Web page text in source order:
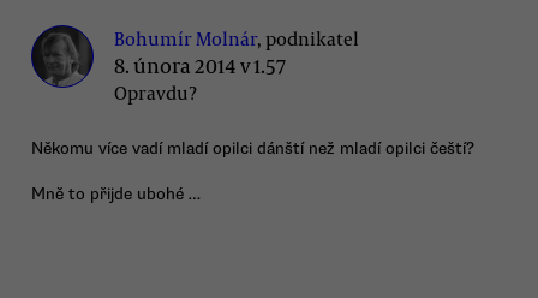
Bohumír Molnár, podnikatel
8. února 2014 v 1.57
Opravdu?
Někomu více vadí mladí opilci dánští než mladí opilci čeští?
Mně to přijde ubohé …